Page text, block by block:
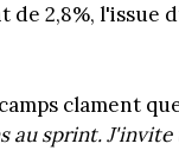
de 2,8%, l'issue
clament
au sprint.